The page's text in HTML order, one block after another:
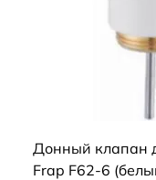
Донный клапан
Frap F62-6